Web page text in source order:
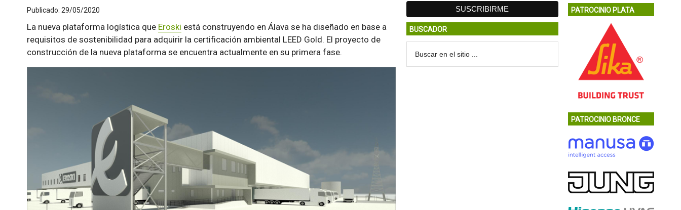
Publicado: 29/05/2020
La nueva plataforma logística que Eroski está construyendo en Álava se ha diseñado en base a
requisitos de sostenibilidad para adquirir la certificación ambiental LEED Gold. El proyecto de
construcción de la nueva plataforma se encuentra actualmente en su primera fase.
BUSCADOR
PATROCINIO PLATA
PATROCINIO BRONCE